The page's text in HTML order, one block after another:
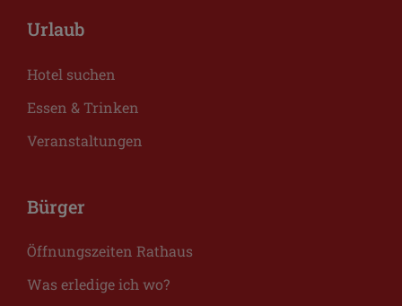
Urlaub
Hotel suchen
Essen & Trinken
Veranstaltungen
Bürger
Öffnungszeiten Rathaus
Was erledige ich wo?